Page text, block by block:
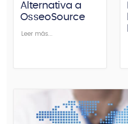
Alternativa a
OsseoSource
Leer más...